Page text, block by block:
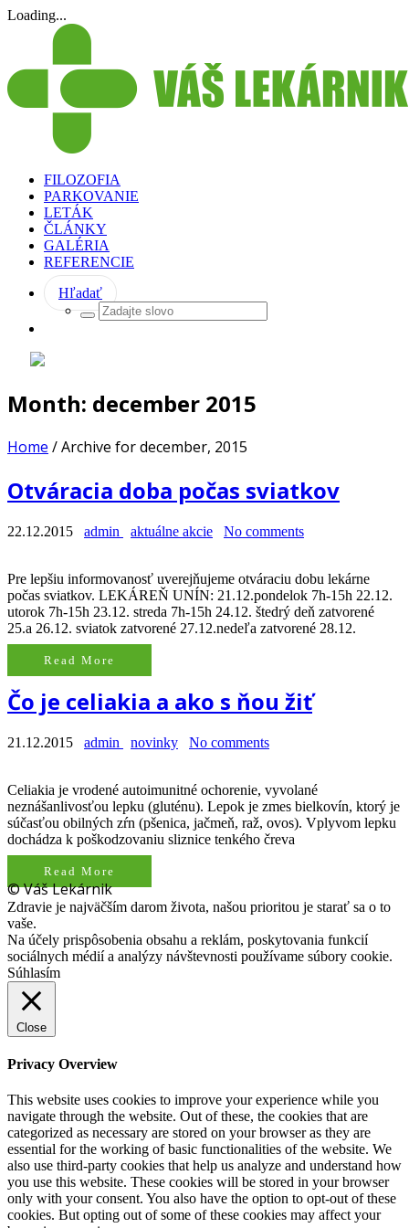
Loading...
FILOZOFIA
PARKOVANIE
LETÁK
ČLÁNKY
GALÉRIA
REFERENCIE
Hľadať
Month: december 2015
Home /Archive for december, 2015
Otváracia doba počas sviatkov
22.12.2015 admin aktuálne akcie No comments
Pre lepšiu informovanosť uverejňujeme otváraciu dobu lekárne
počas sviatkov. LEKÁREŇ UNÍN: 21.12.pondelok 7h-15h 22.12.
utorok 7h-15h 23.12. streda 7h-15h 24.12. štedrý deň zatvorené
25.a 26.12. sviatok zatvorené 27.12.nedeľa zatvorené 28.12.
Read More
Čo je celiakia a ako s ňou žiť
21.12.2015 admin novinky No comments
Celiakia je vrodené autoimunitné ochorenie, vyvolané
neznášanlivosťou lepku (gluténu). Lepok je zmes bielkovín, ktorý je
súčasťou obilných zŕn (pšenica, jačmeň, raž, ovos). Vplyvom lepku
dochádza k poškodzovaniu sliznice tenkého čreva
Read More
© Váš Lekárnik
Zdravie je najväčším darom života, našou prioritou je starať sa o to
vaše.
Na účely prispôsobenia obsahu a reklám, poskytovania funkcií
sociálnych médií a analýzy návštevnosti používame súbory cookie.
Súhlasím
Close
Privacy Overview
This website uses cookies to improve your experience while you
navigate through the website. Out of these, the cookies that are
categorized as necessary are stored on your browser as they are
essential for the working of basic functionalities of the website. We
also use third-party cookies that help us analyze and understand how
you use this website. These cookies will be stored in your browser
only with your consent. You also have the option to opt-out of these
cookies. But opting out of some of these cookies may affect your